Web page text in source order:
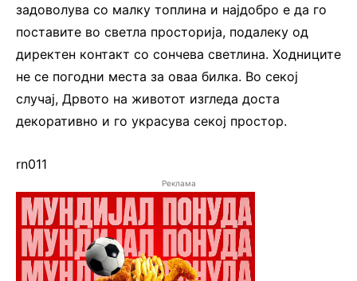
задоволува со малку топлина и најдобро е да го
поставите во светла просторија, подалеку од
директен контакт со сончева светлина. Ходниците
не се погодни места за оваа билка. Во секој
случај, Дрвото на животот изгледа доста
декоративно и го украсува секој простор.
rn011
Реклама